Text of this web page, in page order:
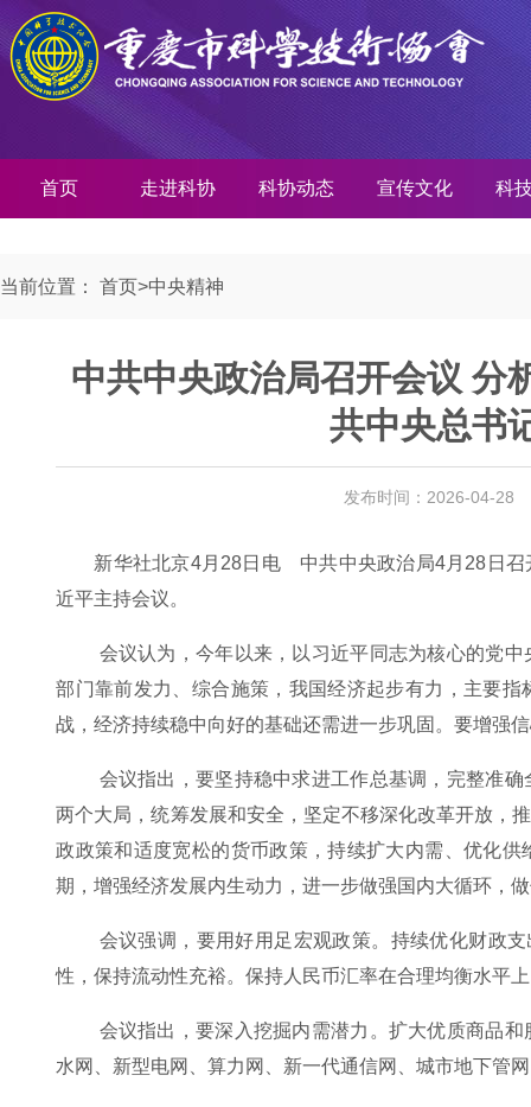
首页 走进科协 科协动态 宣传文化 科
当前位置： 首页>中央精神
中共中央政治局召开会议 分
共中央总书
发布时间：2026-04-28
新华社北京4月28日电 中共中央政治局4月28日召
近平主持会议。
会议认为，今年以来，以习近平同志为核心的党
部门靠前发力、综合施策，我国经济起步有力，主要
战，经济持续稳中向好的基础还需进一步巩固。要增强
会议指出，要坚持稳中求进工作总基调，完整准
两个大局，统筹发展和安全，坚定不移深化改革开放，
政政策和适度宽松的货币政策，持续扩大内需、优化
期，增强经济发展内生动力，进一步做强国内大循环，
会议强调，要用好用足宏观政策。持续优化财政
性，保持流动性充裕。保持人民币汇率在合理均衡水平
会议指出，要深入挖掘内需潜力。扩大优质商品
水网、新型电网、算力网、新一代通信网、城市地下管